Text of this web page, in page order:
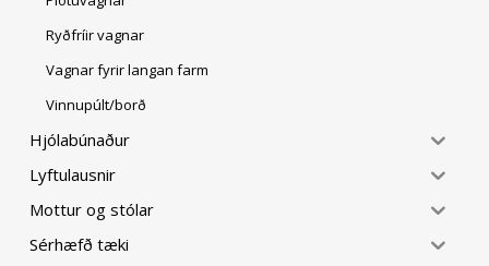
Ryðfríir vagnar
Vagnar fyrir langan farm
Vinnupúlt/borð
Hjólabúnaður
Lyftulausnir
Mottur og stólar
Sérhæfð tæki